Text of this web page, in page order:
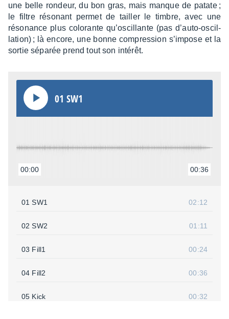
une belle rondeur, du bon gras, mais manque de patate ;
le filtre réso­nant permet de tailler le timbre, avec une
réso­nance plus colo­rante qu’os­cil­lante (pas d’auto-oscil­
la­tion) ; là encore, une bonne compres­sion s’im­pose et la
sortie sépa­rée prend tout son inté­rêt.
01 SW1
00:00 00:36
01 SW1 02:12
02 SW2 01:11
03 Fill1 00:24
04 Fill2 00:36
05 Kick 00:32